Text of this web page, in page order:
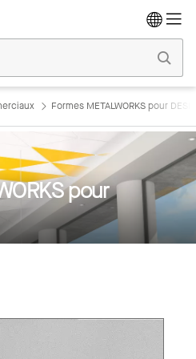
Formes METALWORKS pour
pour